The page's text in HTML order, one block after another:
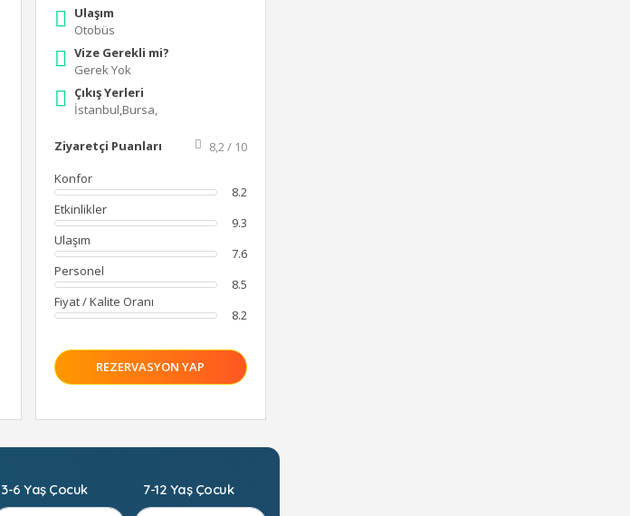
Ulaşım
Otobüs
Vize Gerekli mi?
Gerek Yok
Çıkış Yerleri
İstanbul,Bursa,
Ziyaretçi Puanları
8,2 / 10
Konfor
8.2
Etkinlikler
9.3
Ulaşım
7.6
Personel
8.5
Fiyat / Kalite Oranı
8.2
REZERVASYON YAP
3-6 Yaş Çocuk 7-12 Yaş Çocuk